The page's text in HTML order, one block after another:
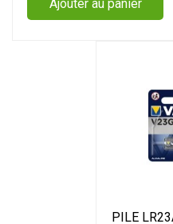
Ajouter au panier
PILE